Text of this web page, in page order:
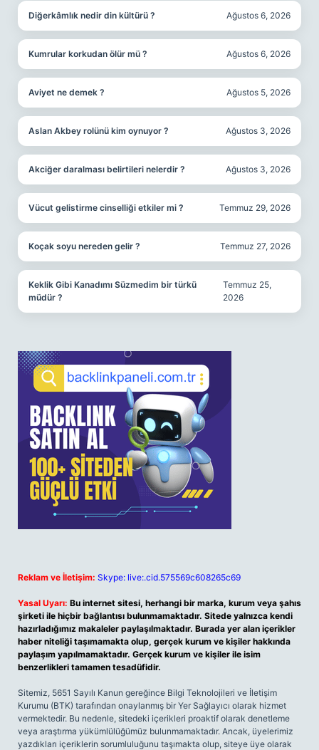
Diğerkâmlık nedir din kültürü ? Ağustos 6, 2026
Kumrular korkudan ölür mü ? Ağustos 6, 2026
Aviyet ne demek ? Ağustos 5, 2026
Aslan Akbey rolünü kim oynuyor ? Ağustos 3, 2026
Akciğer daralması belirtileri nelerdir ? Ağustos 3, 2026
Vücut gelistirme cinselliği etkiler mi ? Temmuz 29, 2026
Koçak soyu nereden gelir ? Temmuz 27, 2026
Keklik Gibi Kanadımı Süzmedim bir türkü
müdür ?
Temmuz 25,
2026
Reklam ve İletişim: Skype: live:.cid.575569c608265c69
Yasal Uyarı: Bu internet sitesi, herhangi bir marka, kurum veya şahıs
şirketi ile hiçbir bağlantısı bulunmamaktadır. Sitede yalnızca kendi
hazırladığımız makaleler paylaşılmaktadır. Burada yer alan içerikler
haber niteliği taşımamakta olup, gerçek kurum ve kişiler hakkında
paylaşım yapılmamaktadır. Gerçek kurum ve kişiler ile isim
benzerlikleri tamamen tesadüfidir.
Sitemiz, 5651 Sayılı Kanun gereğince Bilgi Teknolojileri ve İletişim
Kurumu (BTK) tarafından onaylanmış bir Yer Sağlayıcı olarak hizmet
vermektedir. Bu nedenle, sitedeki içerikleri proaktif olarak denetleme
veya araştırma yükümlülüğümüz bulunmamaktadır. Ancak, üyelerimiz
yazdıkları içeriklerin sorumluluğunu taşımakta olup, siteye üye olarak